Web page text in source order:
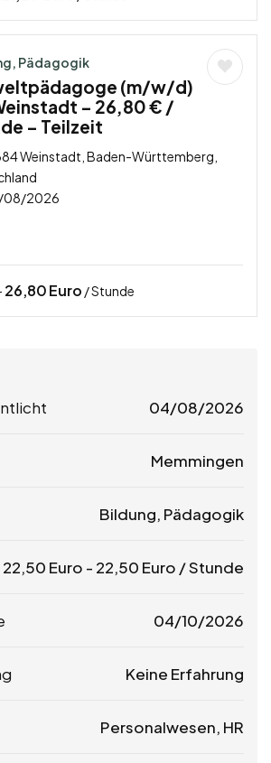
Pädagogik
(m/w/d)
– 26,80 € /
– Teilzeit
Weinstadt, Baden-Württemberg,
2026
26,80Euro / Stunde
04/08/2026
Memmingen
Bildung, Pädagogik
22,50 Euro - 22,50 Euro / Stunde
04/10/2026
Keine Erfahrung
Personalwesen, HR